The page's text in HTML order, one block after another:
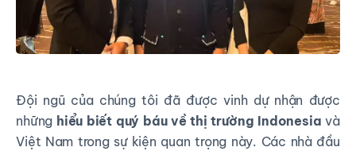
Đội ngũ của chúng tôi đã được vinh dự nhận được
những hiểu biết quý báu về thị trường Indonesia và
Việt Nam trong sự kiện quan trọng này. Các nhà đầu